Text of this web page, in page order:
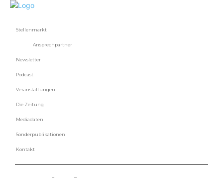
Stellenmarkt
Ansprechpartner
Newsletter
Podcast
Veranstaltungen
Die Zeitung
Mediadaten
Sonderpublikationen
Kontakt